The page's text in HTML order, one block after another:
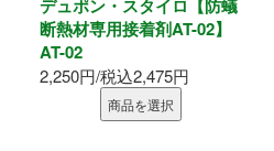
デュポン・スタイロ【防蟻
断熱材専用接着剤AT-02】
AT-02
2,250円/税込2,475円
商品を選択